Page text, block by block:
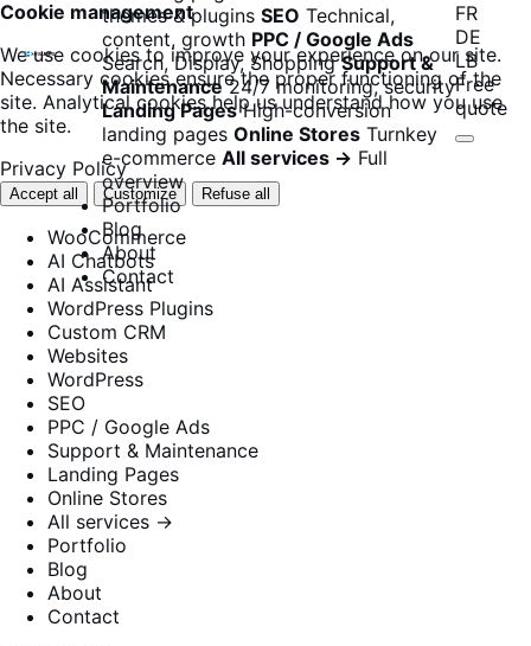
Cookie management
We use cookies to improve your experience on our site.
Necessary cookies ensure the proper functioning of the
site. Analytical cookies help us understand how you use
the site.
Privacy Policy
Accept all Customize Refuse all
themes & plugins SEO Technical,
content, growth PPC / Google Ads
Search, Display, Shopping Support &
Maintenance 24/7 monitoring, security
Landing Pages High-conversion
landing pages Online Stores Turnkey
e-commerce All services → Full
overview
Portfolio
Blog
About
Contact
FR
DE
LB
Free
quote
WooCommerce
AI Chatbots
AI Assistant
WordPress Plugins
Custom CRM
Websites
WordPress
SEO
PPC / Google Ads
Support & Maintenance
Landing Pages
Online Stores
All services →
Portfolio
Blog
About
Contact